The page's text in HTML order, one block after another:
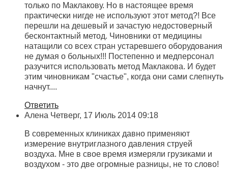
только по Маклакову. Но в настоящее время
практически нигде не используют этот метод?! Все
перешли на дешевый и зачастую недостоверный
бесконтактный метод. Чиновники от медицины
натащили со всех стран устаревшего оборудования
не думая о больных!!! Постепенно и медперсонал
разучится использовать метод Маклакова. И будет
этим чиновникам "счастье", когда они сами слепнуть
начнут....
Ответить
Алена Четверг, 17 Июль 2014 09:18
В современных клиниках давно применяют
измерение внутриглазного давления струей
воздуха. Мне в свое время измеряли грузиками и
воздухом - это две огромные разницы, не то слово!